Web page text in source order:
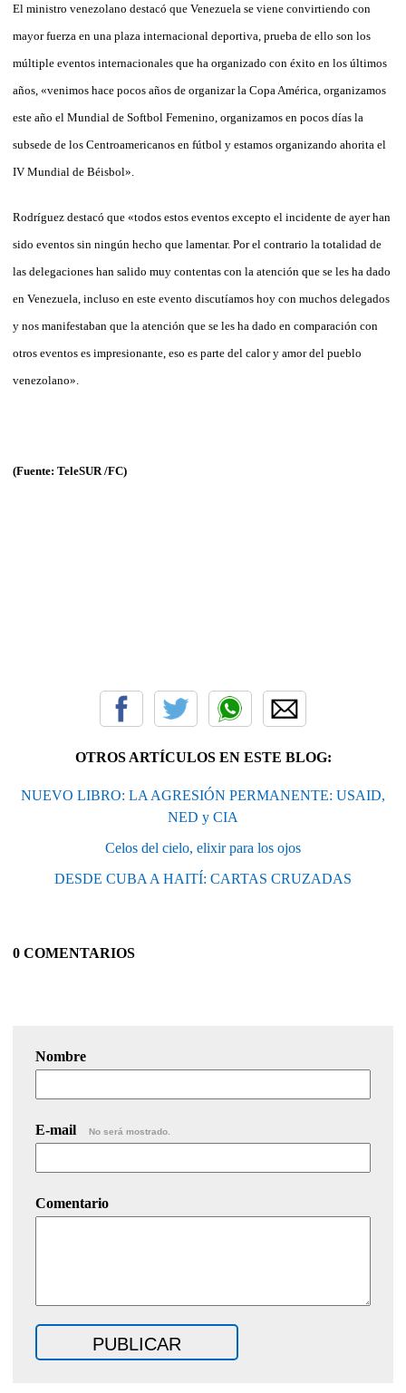
El ministro venezolano destacó que Venezuela se viene convirtiendo con
mayor fuerza en una plaza internacional deportiva, prueba de ello son los
múltiple eventos internacionales que ha organizado con éxito en los últimos
años, «venimos hace pocos años de organizar la Copa América, organizamos
este año el Mundial de Softbol Femenino, organizamos en pocos días la
subsede de los Centroamericanos en fútbol y estamos organizando ahorita el
IV Mundial de Béisbol».
Rodríguez destacó que «todos estos eventos excepto el incidente de ayer han
sido eventos sin ningún hecho que lamentar. Por el contrario la totalidad de
las delegaciones han salido muy contentas con la atención que se les ha dado
en Venezuela, incluso en este evento discutíamos hoy con muchos delegados
y nos manifestaban que la atención que se les ha dado en comparación con
otros eventos es impresionante, eso es parte del calor y amor del pueblo
venezolano».
(Fuente: TeleSUR /FC)
OTROS ARTÍCULOS EN ESTE BLOG:
NUEVO LIBRO: LA AGRESIÓN PERMANENTE: USAID,
NED y CIA
Celos del cielo, elixir para los ojos
DESDE CUBA A HAITÍ: CARTAS CRUZADAS
0 COMENTARIOS
Nombre
E-mail No será mostrado.
Comentario